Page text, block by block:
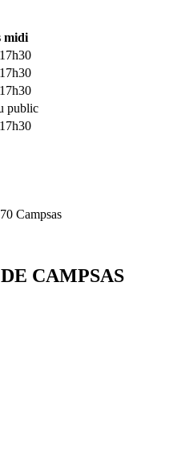
midi
public
Campsas
CAMPSAS